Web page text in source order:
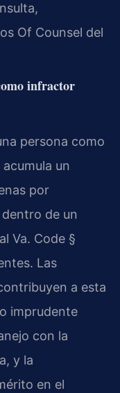
Of Counsel del
infractor
persona como
un
por
de un
Va. Code §
Las
a esta
imprudente
con la
y la
en el